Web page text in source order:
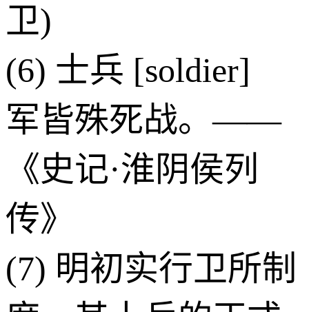
卫)
(6) 士兵 [soldier]
军皆殊死战。——
《史记·淮阴侯列
传》
(7) 明初实行卫所制